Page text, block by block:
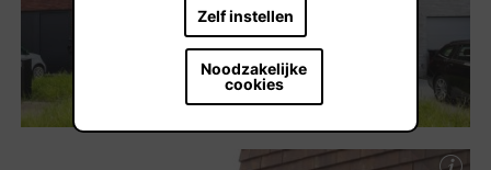
Zelf instellen
Noodzakelijke
cookies